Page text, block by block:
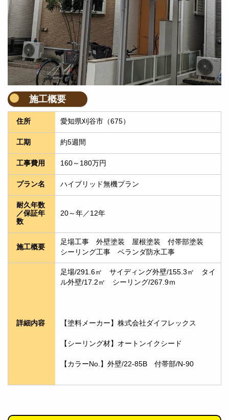
施工概要
住所 愛知県刈谷市（675）
工期 約5週間
工事費用 160～180万円
プラン名 ハイブリッド無機プラン
耐久年数
／保証年
数
20～年／12年
施工概要
足場工事　外壁塗装　屋根塗装　付帯部塗装
シーリング工事　ベランダ防水工事
詳細内容
足場/291.6㎡　サイディング外壁/155.3㎡　タイ
ル外壁/17.2㎡　シーリング/267.9ｍ
【塗料メーカー】株式会社ダイフレックス
【シーリング材】オートンイクシード
【カラーNo.】外壁/22-85B　付帯部/N-90